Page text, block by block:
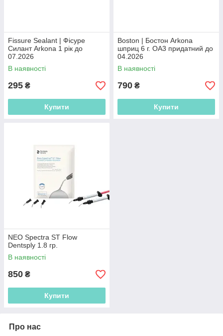
Fissure Sealant | Фісуре
Силант Arkona 1 рік до
07.2026
В наявності
295 ₴
Купити
Boston | Бостон Arkona
шприц 6 г. OA3 придатний до
04.2026
В наявності
790 ₴
Купити
NEO Spectra ST Flow
Dentsply 1.8 гр.
В наявності
850 ₴
Купити
Про нас